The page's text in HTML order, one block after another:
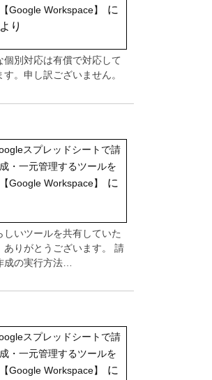
Google Workspace】
に
より
個別対応は有償で対応して
す。申し訳ございません。
スプレッドシートで請
・一元管理するツールを
Google Workspace】
に
しいツールを共有していた
ありがとうございます。 請
成の実行方法…
スプレッドシートで請
・一元管理するツールを
Google Workspace】
に